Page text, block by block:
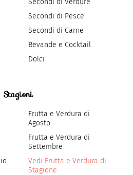
Secondi di Pesce
Secondi di Carne
Bevande e Cocktail
Dolci
Stagioni
Frutta e Verdura di
Agosto
Frutta e Verdura di
Settembre
Vedi Frutta e Verdura di
Stagione